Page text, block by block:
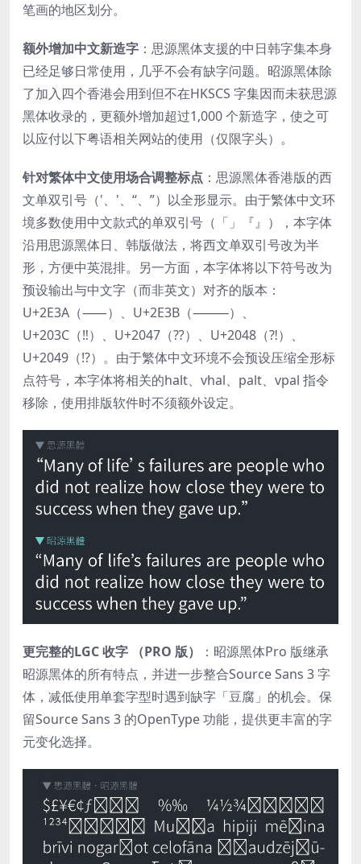
笔画的地区划分。
额外增加中文新造字 ：思源黑体支援的中日韩字集本身
已经足够日常使用，几乎不会有缺字问题。昭源黑体除
了加入四个香港会用到但不在HKSCS 字集因而未获思源
黑体收录的，更额外增加超过1,000 个新造字，使之可
以应付以下粤语相关网站的使用（仅限字头）。
针对繁体中文使用场合调整标点 ：思源黑体香港版的西
文单双引号（'、'、“、”）以全形显示。由于繁体中文环
境多数使用中文款式的单双引号（「」『』），本字体
沿用思源黑体日、韩版做法，将西文单双引号改为半
形，方便中英混排。另一方面，本字体将以下符号改为
预设输出与中文字（而非英文）对齐的版本：
U+2E3A（⸺）、U+2E3B（⸻）、
U+203C（‼）、U+2047（⁇）、U+2048（⁈）、
U+2049（⁉）。由于繁体中文环境不会预设压缩全形标
点符号，本字体将相关的halt、vhal、palt、vpal 指令
移除，使用排版软件时不须额外设定。
更完整的LGC 收字 （PRO 版）
：昭源黑体Pro 版继承
昭源黑体的所有特点，并进一步整合Source Sans 3 字
体，减低使用单套字型时遇到缺字「豆腐」的机会。保
留Source Sans 3 的OpenType 功能，提供更丰富的字
元变化选择。